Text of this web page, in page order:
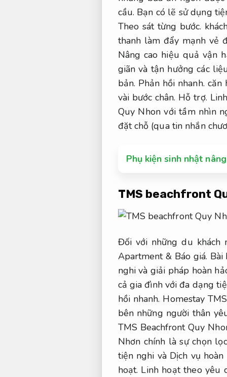
cầu. Bạn có lẽ sử dụng
Theo sát từng bước.
thanh làm đẩy mạnh vẻ
Nâng cao hiệu quả vận
giãn và tận hưởng các
bản. Phản hồi nhanh. căn
vài bước chân. Hỗ trợ.
Quy Nhon với tầm nhìn
đặt chỗ (qua tin nhắn
Phụ kiện sinh nhật
TMS beachfront
Đối với những du
Apartment & Báo giá. Bài
nghi và giải pháp hoàn
cả gia đình với đa dạng
hồi nhanh. Homestay
bên những người thân
TMS Beachfront Quy
Nhơn chính là sự chọn
tiện nghi và Dịch vụ
hoạt. Linh hoạt theo yêu